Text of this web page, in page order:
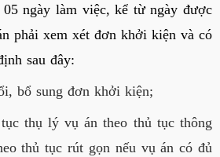
ngày làm việc, kể từ ngày được
phải xem xét đơn khởi kiện và có
sau đây:
bổ sung đơn khởi kiện;
thụ lý vụ án theo thủ tục thông
thủ tục rút gọn nếu vụ án có đủ